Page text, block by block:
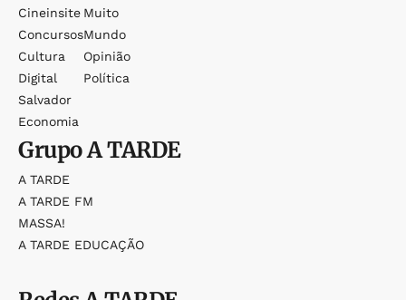
Cineinsite
Concursos
Cultura
Digital
Salvador
Economia
Muito
Mundo
Opinião
Política
GrupoA TARDE
A TARDE
A TARDE FM
MASSA!
A TARDE EDUCAÇÃO